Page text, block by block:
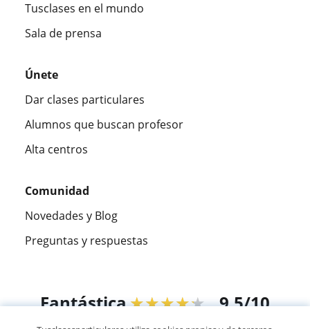
Tusclases en el mundo
Sala de prensa
Únete
Dar clases particulares
Alumnos que buscan profesor
Alta centros
Comunidad
Novedades y Blog
Preguntas y respuestas
Fantástica★★★★★ 9,5/10